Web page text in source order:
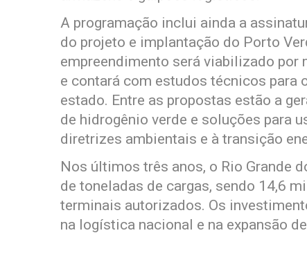
A programação inclui ainda a
do projeto e implantação do Porto
empreendimento será viabilizado por
e contará com estudos técnicos
estado. Entre as propostas estão a
de hidrogênio verde e soluções para
diretrizes ambientais e à transição
Nos últimos três anos, o Rio Grande
de toneladas de cargas, sendo 14,6
terminais autorizados. Os
na logística nacional e na expansão